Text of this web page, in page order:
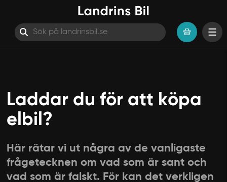
Laddar du för att köpa
elbil?
Här rätar vi ut några av de vanligaste
frågetecknen om vad som är sant och
vad som är falskt. För kan det verkligen